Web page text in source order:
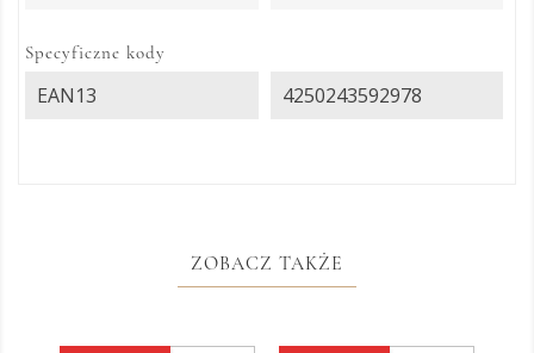
Specyficzne kody
EAN13 4250243592978
ZOBACZ TAKŻE